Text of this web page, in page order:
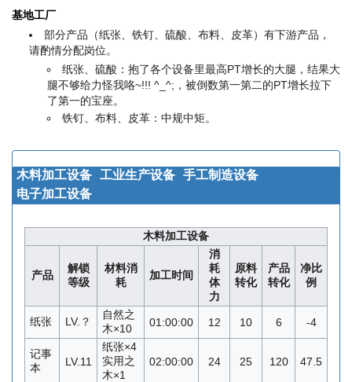
基地工厂
部分产品（纸张、铁钉、硫酸、布料、皮革）有下游产品，
请酌情分配岗位。
纸张、硫酸：抱了各个设备里最高PT增长的大腿，结果大
腿不够给力怪我咯~!!! ^_^; ，被倒数第一第二的PT增长拉下
了第一的宝座。
铁钉、布料、皮革：中规中矩。
木料加工设备 工业生产设备 手工制造设备
电子加工设备
木料加工设备
产品
解锁
等级
材料消
耗
加工时间
消
耗
体
力
原料
转化
产品
转化
净比
例
纸张 LV.？
自然之
木×10
01:00:00 12 10 6 -4
记事
本
LV.11
纸张×4
实用之
木×1
02:00:00 24 25 120 47.5